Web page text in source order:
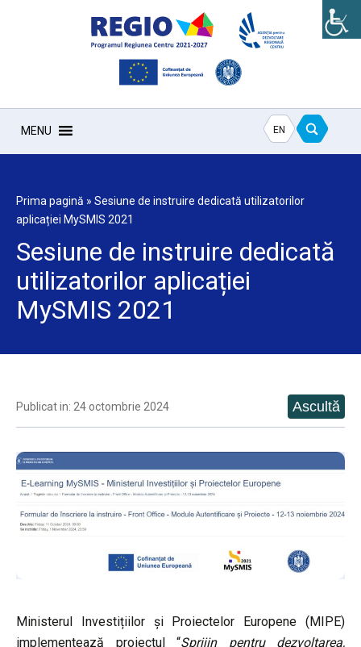
MENU EN
Prima pagină » Sesiune de instruire dedicată utilizatorilor
aplicației MySMIS 2021
Sesiune de instruire dedicată
utilizatorilor aplicației
MySMIS 2021
Publicat in: 24 octombrie 2024
Ministerul Investițiilor și Proiectelor Europene (MIPE)
implementează proiectul “Sprijin pentru dezvoltarea,